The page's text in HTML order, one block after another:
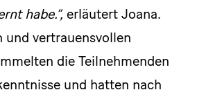
habe.”,erläutert Joana.
und vertrauensvollen
die Teilnehmenden
und hatten nach